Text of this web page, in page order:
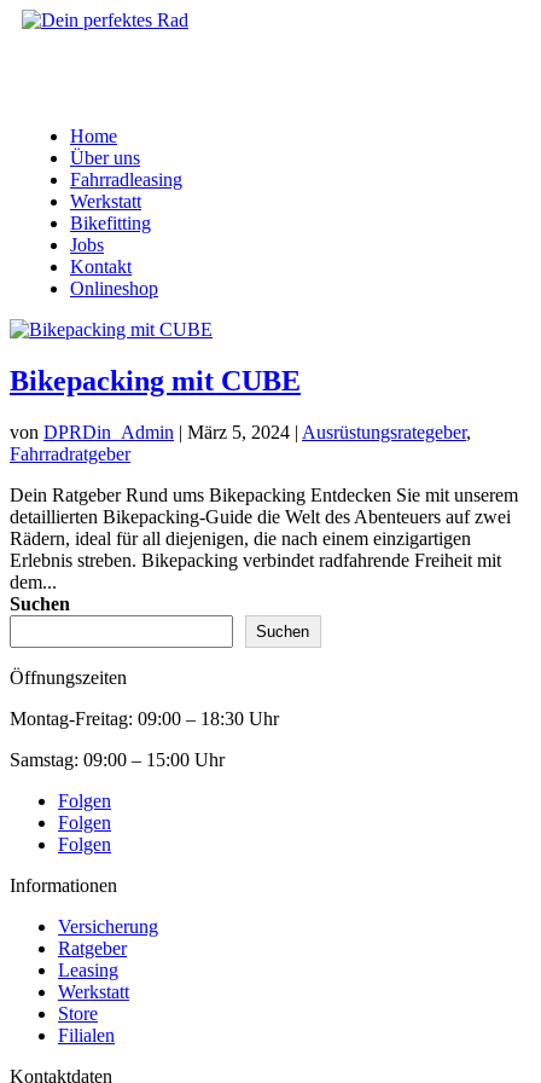
Home
Über uns
Fahrradleasing
Werkstatt
Bikefitting
Jobs
Kontakt
Onlineshop
Bikepacking mit CUBE
von DPRDin_Admin | März 5, 2024 | Ausrüstungsrategeber,
Fahrradratgeber
Dein Ratgeber Rund ums Bikepacking Entdecken Sie mit unserem
detaillierten Bikepacking-Guide die Welt des Abenteuers auf zwei
Rädern, ideal für all diejenigen, die nach einem einzigartigen
Erlebnis streben. Bikepacking verbindet radfahrende Freiheit mit
dem...
Suchen
Suchen
Öffnungszeiten
Montag-Freitag: 09:00 – 18:30 Uhr
Samstag: 09:00 – 15:00 Uhr
Folgen
Folgen
Folgen
Informationen
Versicherung
Ratgeber
Leasing
Werkstatt
Store
Filialen
Kontaktdaten